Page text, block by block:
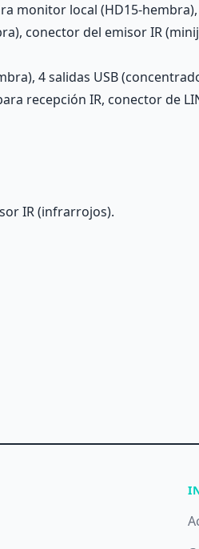
monitor local (HD15-
conector del emisor IR
4 salidas USB
recepción IR, conector de
IR (infrarrojos).